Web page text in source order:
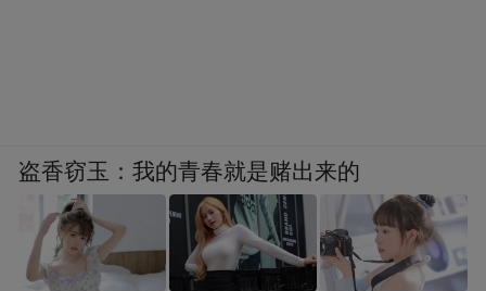
盗香窃玉：我的青春就是赌出来的